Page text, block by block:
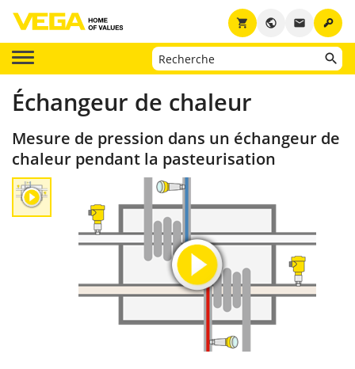
key
email
public
shopping_cart
Échangeur de chaleur
Mesure de pression dans un échangeur de
chaleur pendant la pasteurisation